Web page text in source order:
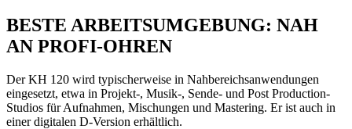
BESTE ARBEITSUMGEBUNG: NAH
AN PROFI-OHREN
Der KH 120 wird typischerweise in Nahbereichsanwendungen
eingesetzt, etwa in Projekt-, Musik-, Sende- und Post Production-
Studios für Aufnahmen, Mischungen und Mastering. Er ist auch in
einer digitalen D-Version erhältlich.